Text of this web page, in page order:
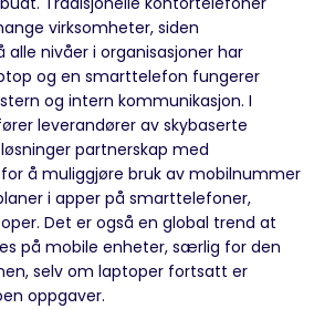
virksomheter, siden
alle nivåer i organisasjoner har
og en smarttelefon fungerer
og intern kommunikasjon. I
leverandører av skybaserte
partnerskap med
å muliggjøre bruk av mobilnummer
i apper på smarttelefoner,
Det er også en global trend at
på mobile enheter, særlig for den
selv om laptoper fortsatt er
oppgaver.